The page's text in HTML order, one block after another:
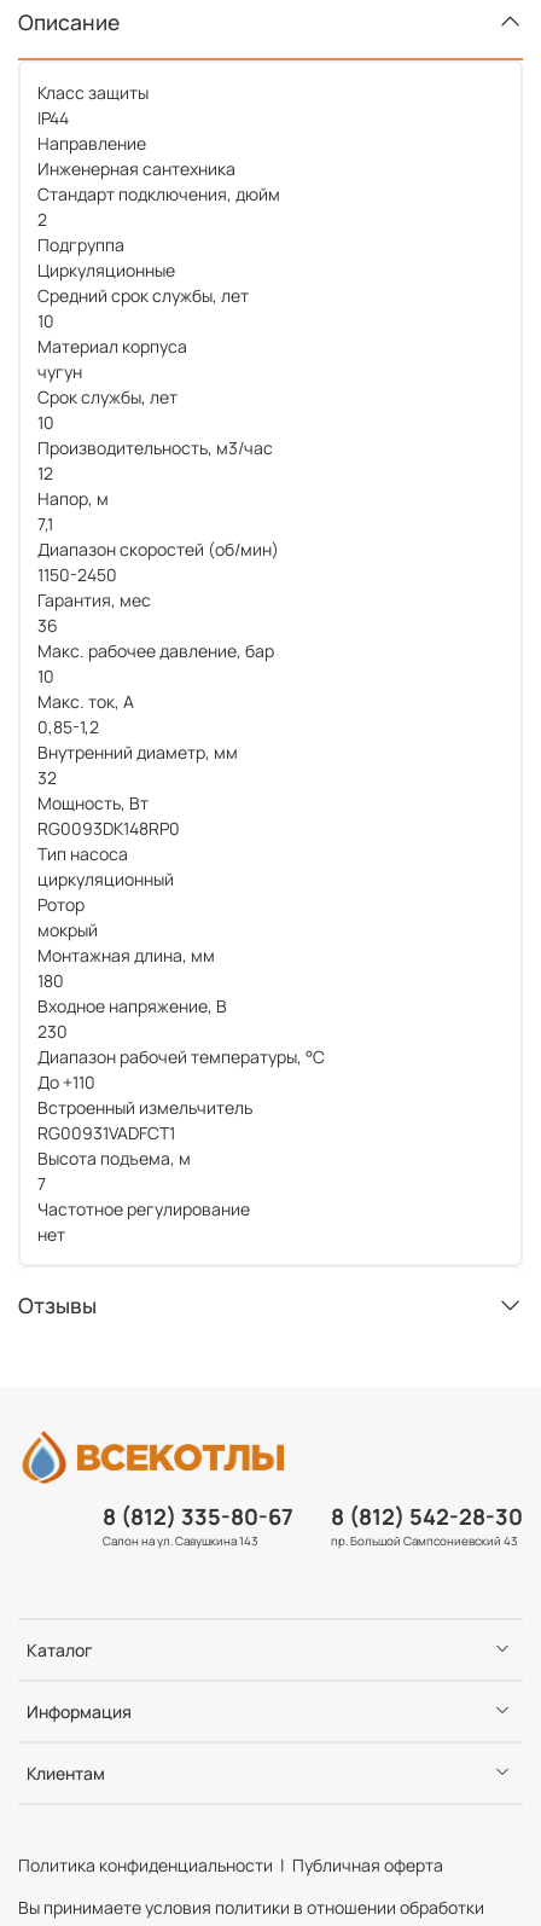
Описание
Класс защиты
IP44
Направление
Инженерная сантехника
Стандарт подключения, дюйм
2
Подгруппа
Циркуляционные
Средний срок службы, лет
10
Материал корпуса
чугун
Срок службы, лет
10
Производительность, м3/час
12
Напор, м
7,1
Диапазон скоростей (об/мин)
1150-2450
Гарантия, мес
36
Макс. рабочее давление, бар
10
Макс. ток, А
0,85-1,2
Внутренний диаметр, мм
32
Мощность, Вт
RG0093DK148RP0
Тип насоса
циркуляционный
Ротор
мокрый
Монтажная длина, мм
180
Входное напряжение, В
230
Диапазон рабочей температуры, °С
До +110
Встроенный измельчитель
RG00931VADFCT1
Высота подъема, м
7
Частотное регулирование
нет
Отзывы
Каталог
Информация
Клиентам
8 (812) 335-80-67
Салон на ул. Савушкина 143
8 (812) 542-28-30
пр. Большой Сампсониевский 43
Политика конфиденциальности | Публичная оферта
Вы принимаете условия политики в отношении обработки